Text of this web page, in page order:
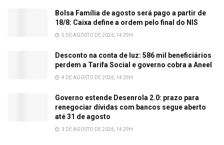
Bolsa Família de agosto será pago a partir de
18/8: Caixa define a ordem pelo final do NIS
5 DE AGOSTO DE 2026, 14:29H
Desconto na conta de luz: 586 mil beneficiários
perdem a Tarifa Social e governo cobra a Aneel
4 DE AGOSTO DE 2026, 14:29H
Governo estende Desenrola 2.0: prazo para
renegociar dívidas com bancos segue aberto
até 31 de agosto
3 DE AGOSTO DE 2026, 14:29H